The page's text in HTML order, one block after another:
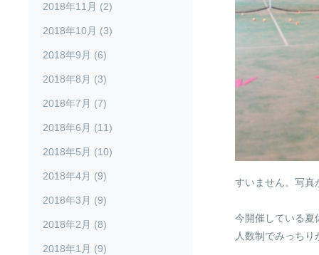
すいません。写真
今開催している夏
人数制でみっち
2018年11月 (2)
2018年10月 (3)
2018年9月 (6)
2018年8月 (3)
2018年7月 (7)
2018年6月 (11)
2018年5月 (10)
2018年4月 (9)
2018年3月 (9)
2018年2月 (8)
2018年1月 (9)